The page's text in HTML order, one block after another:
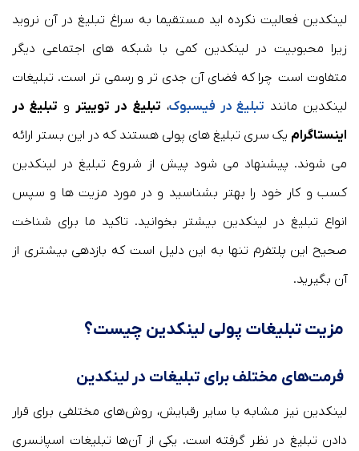
لینکدین فعالیت نکرده اید مستقیما به سراغ تبلیغ در آن نروید
زیرا محبوبیت در لینکدین کمی با شبکه های اجتماعی دیگر
متفاوت است چرا که فضای آن جدی تر و رسمی تر است. تبلیغات
لینکدین مانند تبلیغ در فیسبوک، تبلیغ در توییتر و تبلیغ در
اینستاگرام یک سری تبلیغ های پولی هستند که در این بستر ارائه
می شوند. پیشنهاد می شود پیش از شروع تبلیغ در لینکدین
کسب و کار خود را بهتر بشناسید و در مورد مزیت ها و سپس
انواع تبلیغ در لینکدین بیشتر بخوانید. تاکید ما برای شناخت
صحیح این پلتفرم تنها به این دلیل است که بازدهی بیشتری از
آن بگیرید.
مزیت تبلیغات پولی لینکدین چیست؟
فرمت‌های مختلف برای تبلیغات در لینکدین
لینکدین نیز مشابه با سایر رقبایش، روش‌های مختلفی برای قرار
دادن تبلیغ در نظر گرفته است. یکی از آن‌ها تبلیغات اسپانسری